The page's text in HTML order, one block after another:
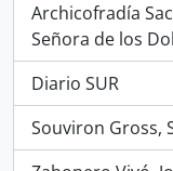
Archicofradía
Señora de los
Diario SUR
Souviron Gross,